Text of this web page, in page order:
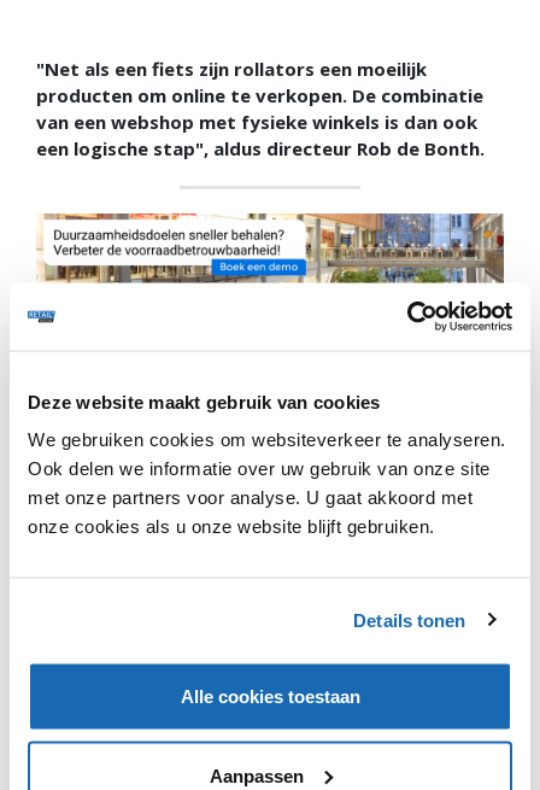
Deze website maakt gebruik van cookies
We gebruiken cookies om websiteverkeer te analyseren.
Ook delen we informatie over uw gebruik van onze site
met onze partners voor analyse. U gaat akkoord met
onze cookies als u onze website blijft gebruiken.
Details tonen
Alle cookies toestaan
Aanpassen
"Net als een fiets zijn rollators een moeilijk
producten om online te verkopen. De combinatie
van een webshop met fysieke winkels is dan ook
een logische stap", aldus directeur Rob de Bonth.
Webshop Uw-rollator.nl heeft zijn eerste fysieke winkel
mogelijkheid gegeven om zowel binnen als buiten
rollators te testen. Daarnaast krijgen de klanten ook
persoonlijk advies over welke rollator het beste bij hen
past. Naast nieuwe rollators kan men in de fysieke